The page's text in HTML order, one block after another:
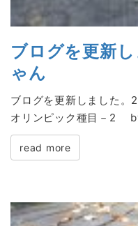
ブログを更新
ゃん
ブログを更新しました。
オリンピック種目－2
read more